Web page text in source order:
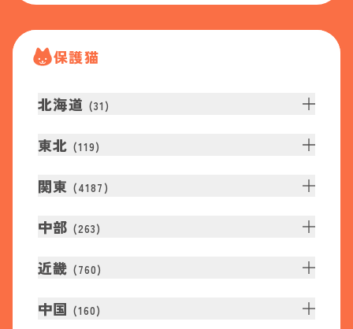
保護猫
北海道 (31 )
東北 (119)
関東 (4187 )
中部 (263)
近畿 (760)
中国 (160)